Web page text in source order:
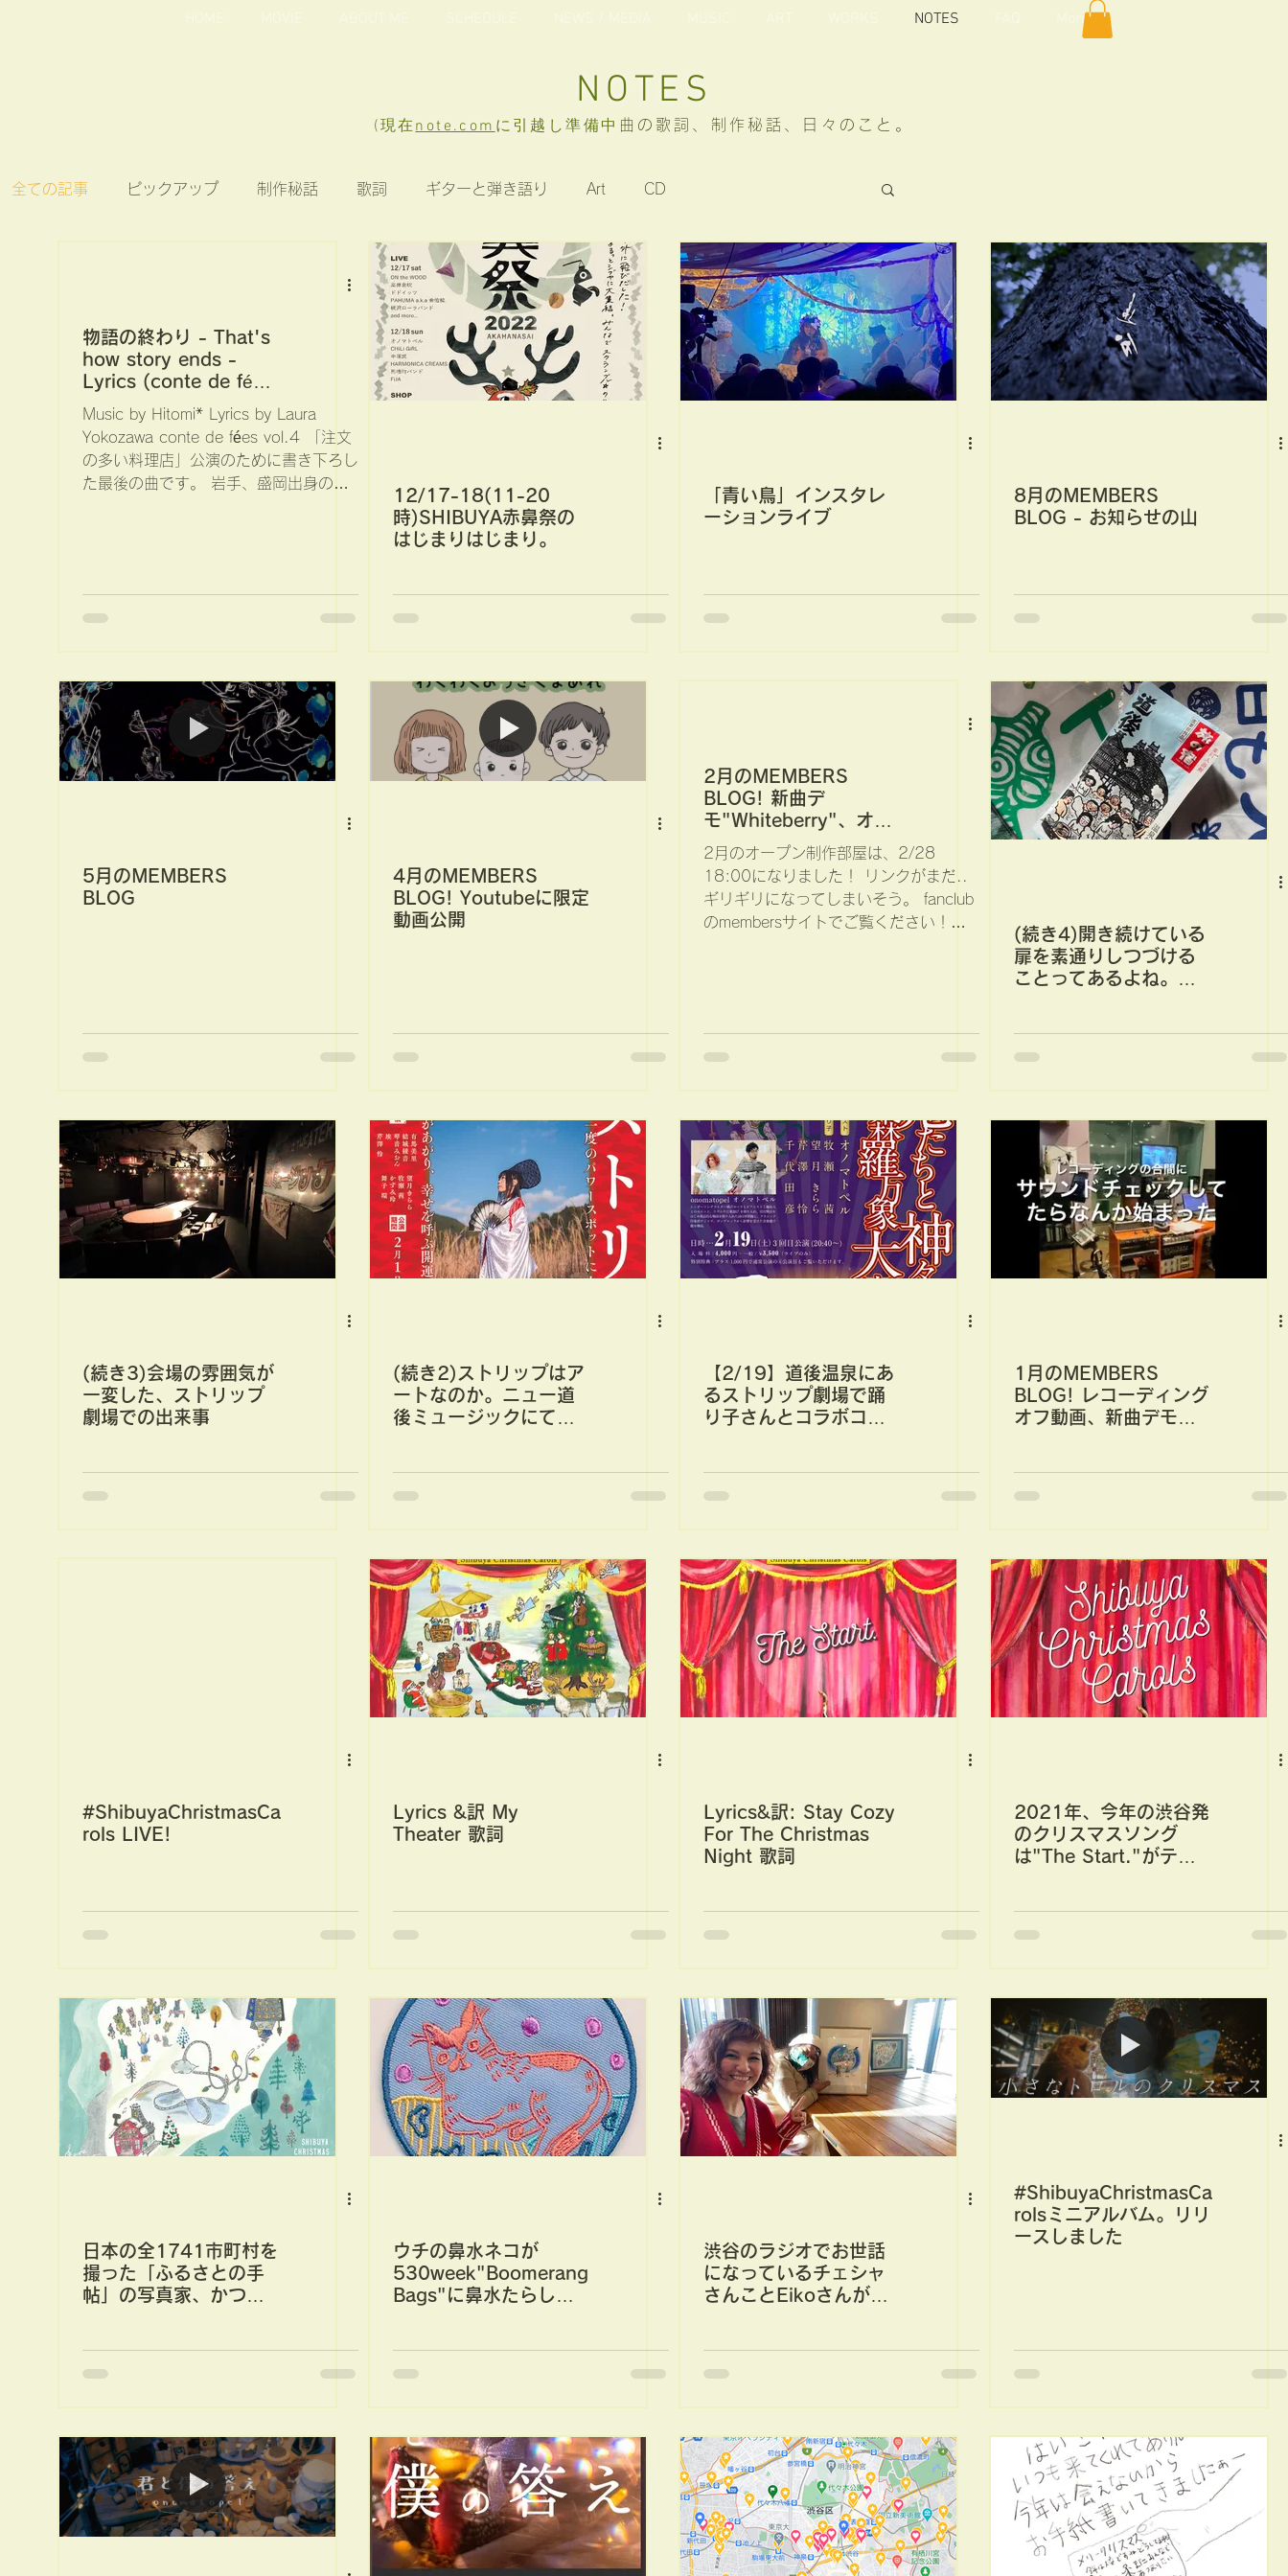
NOTES More
(現在note.com に引越し準備中 曲の歌詞、制作秘話、日々のこと。
NOTES
全ての記事 ピックアップ 制作秘話 歌詞 ギターと弾き語り Art CD
2nd ミニアルバム「ひねくれ猫のたわごと」 未収録曲歌詞
オノマトペル ツベラコベラ物語 ライブ シブヤクリスマスキャロル 並行世界切符 よもやま
MEMBERS向け 赤鼻祭
物語の終わり - That's
how story ends -
Lyrics (conte de fées
料理店」から)
Music by Hitomi* Lyrics by Laura
Yokozawa conte de fées vol.4 「注文
の多い料理店」公演のために書き下ろし
た最後の曲です。 岩手、盛岡出身の父
12/17-18(11-20
時)SHIBUYA赤鼻祭の
はじまりはじまり。
「青い鳥」インスタレ
ーションライブ
8月のMEMBERS
BLOG - お知らせの山
5月のMEMBERS
BLOG
4月のMEMBERS
BLOG! Youtubeに限定
動画公開
2月のMEMBERS
BLOG! 新曲デ
モ"Whiteberry"、オー
プン制作部屋2/28で
す！
2月のオープン制作部屋は、2/28
18:00になりました！ リンクがまだ..
ギリギリになってしまいそう。 fanclub
のmembersサイトでご覧ください！パ
(続き4)開き続けている
扉を素通りしつづける
ことってあるよね。ス
(続き3)会場の雰囲気が
一変した、ストリップ
劇場での出来事
(続き2)ストリップはア
ートなのか。ニュー道
後ミュージックにて踊
【2/19】道後温泉にあ
るストリップ劇場で踊
り子さんとコラボコン
1月のMEMBERS
BLOG! レコーディング
オフ動画、新曲デモ、
#ShibuyaChristmasCa
rols LIVE!
Lyrics &訳 My
Theater 歌詞
Lyrics&訳: Stay Cozy
For The Christmas
Night 歌詞
2021年、今年の渋谷発
のクリスマスソング
は"The Start."がテー
日本の全1741市町村を
撮った「ふるさとの手
帖」の写真家、かつお
ウチの鼻水ネコが
530week"Boomerang
Bags"に鼻水たらしな
渋谷のラジオでお世話
になっているチェシャ
さんことEikoさんがイ
#ShibuyaChristmasCa
rolsミニアルバム。リリ
ースしました